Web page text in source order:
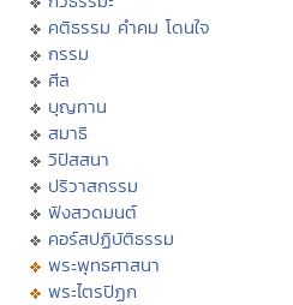
คติธรรม คำคม โดนใจ
กรรม
ศีล
บุญทาน
สมาธิ
วิปัสสนา
ปริวาสกรรม
ฟังสวดมนต์
คอร์สปฏิบัติธรรม
พระพุทธศาสนา
พระไตรปิฏก